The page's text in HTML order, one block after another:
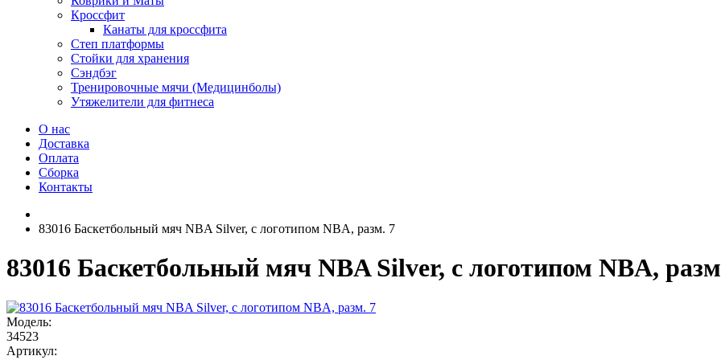
Кроссфит
Канаты для кроссфита
Степ платформы
Стойки для хранения
Сэндбэг
Тренировочные мячи (Медицинболы)
Утяжелители для фитнеса
О нас
Доставка
Оплата
Сборка
Контакты
83016 Баскетбольный мяч NBA Silver, с логотипом NBA, разм. 7
83016 Баскетбольный мяч NBA Silver, с логотипом NBA,
Модель:
34523
Артикул: